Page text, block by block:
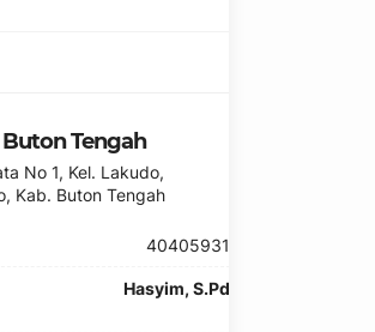
Buton Tengah
No 1, Kel. Lakudo,
Kab. Buton Tengah
40405931
Hasyim, S.Pd